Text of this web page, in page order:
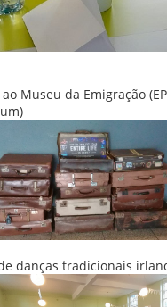
Museu da Emigração
danças tradicionais